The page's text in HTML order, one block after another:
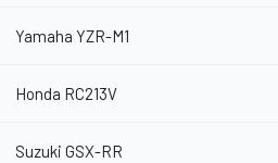
Yamaha YZR-M1
Honda RC213V
Suzuki GSX-RR